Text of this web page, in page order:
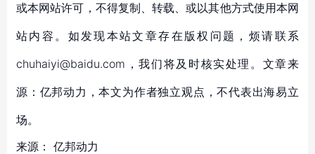
或本网站许可，不得复制、转载、或以其他方式使用本网
站内容。如发现本站文章存在版权问题，烦请联系
chuhaiyi@baidu.com，我们将及时核实处理。文章来
源：亿邦动力，本文为作者独立观点，不代表出海易立
场。
来源： 亿邦动力